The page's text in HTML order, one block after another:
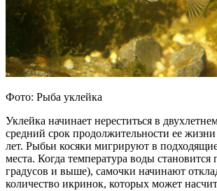
Фото: Рыба уклейка
Уклейка начинает нереститься в
средний срок продолжительности ее жизни
лет. Рыбьи косяки мигрируют в
места. Когда температура воды
градусов и выше), самочки начинают
количество икринок, которых может